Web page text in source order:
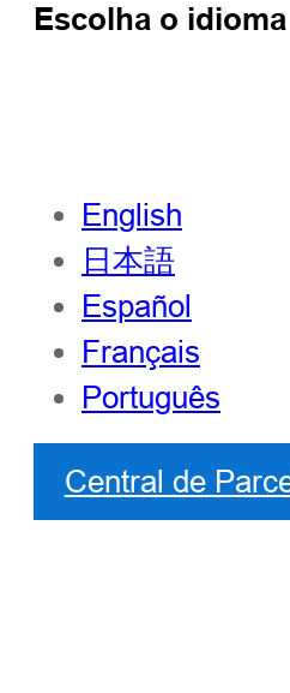
Escolha o idioma
English
日本語
Español
Français
Português
Central de